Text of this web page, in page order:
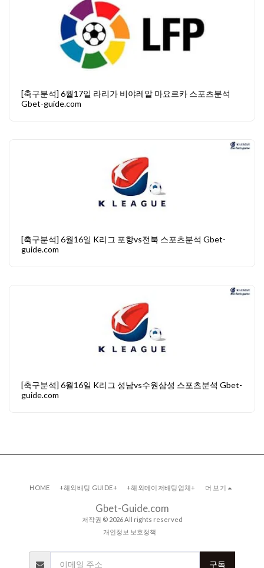
[축구분석] 6월17일 라리가 비야레알 마요르카 스포츠분석
Gbet-guide.com
[축구분석] 6월16일 K리그 포항vs전북 스포츠분석 Gbet-
guide.com
[축구분석] 6월16일 K리그 성남vs수원삼성 스포츠분석 Gbet-
guide.com
Gbet-Guide.com
저작권 © 2026 All rights reserved
개인정보 보호정책
HOME +해외배팅 GUIDE+ +해외메이저배팅업체+ 더 보기
구독